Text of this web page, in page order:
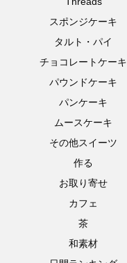
スポンジケーキ
タルト・パイ
チョコレートケーキ
パウンドケーキ
パンケーキ
ムースケーキ
その他スイーツ
作る
お取り寄せ
カフェ
茶
和素材